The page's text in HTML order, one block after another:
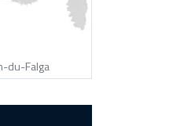
du-Falga